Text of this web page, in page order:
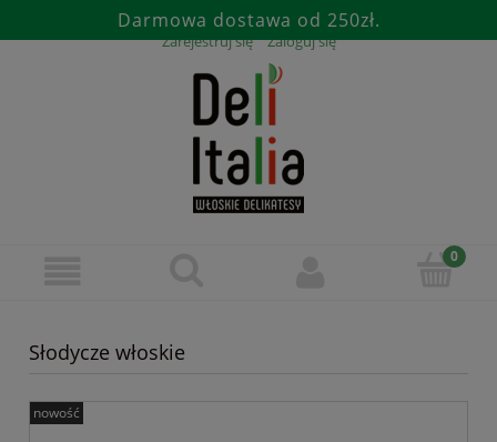
Darmowa dostawa od 250zł.
Zarejestruj się Zaloguj się
Słodycze włoskie
nowość